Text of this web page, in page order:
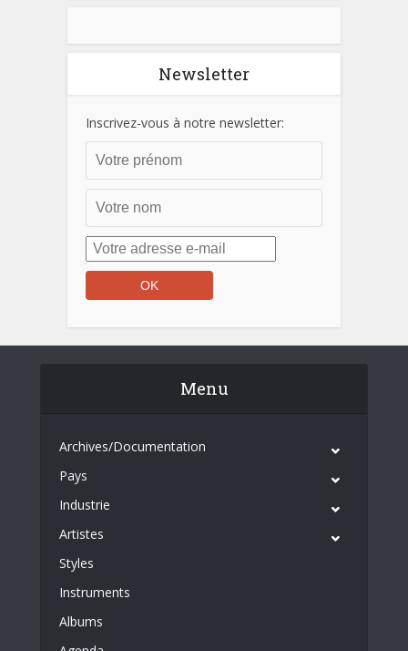
Newsletter
Inscrivez-vous à notre newsletter:
Menu
Archives/Documentation
Pays
Industrie
Artistes
Styles
Instruments
Albums